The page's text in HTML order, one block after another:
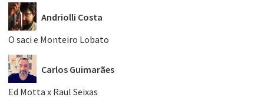
Andriolli Costa
O saci e Monteiro Lobato
Carlos Guimarães
Ed Motta x Raul Seixas